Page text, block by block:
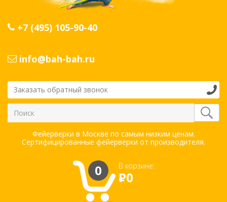
+7 (495) 105-90-40
info@bah-bah.ru
Заказать обратный звонок
Фейерверки в Москве по самым низким ценам.
Сертифицированные фейерверки от производителя.
0 В корзине:
Р0